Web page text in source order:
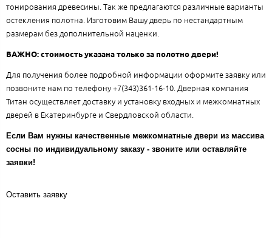
тонирования древесины. Так же предлагаются различные варианты
остекления полотна. Изготовим Вашу дверь по нестандартным
размерам без дополнительной наценки.
ВАЖНО: стоимость указана только за полотно двери!
Для получения более подробной информации оформите заявку или
позвоните нам по телефону +7(343)361-16-10. Дверная компания
Титан осуществляет доставку и установку входных и межкомнатных
дверей в Екатеринбурге и Свердловской области.
Если Вам нужны качественные межкомнатные двери из массива
сосны по индивидуальному заказу - звоните или оставляйте
заявки!
Оставить заявку